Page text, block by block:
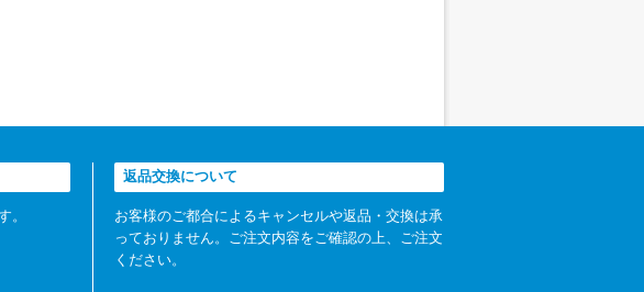
。
返品交換について
お客様のご都合によるキャンセルや返品・交換は承
っておりません。ご注文内容をご確認の上、ご注文
ください。